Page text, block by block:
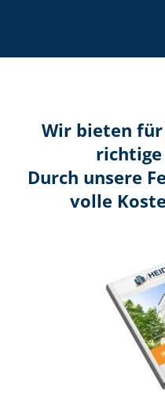
Wir bieten für
Durch unsere
volle